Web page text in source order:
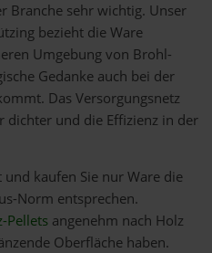
Branche sehr wichtig. Unser
bezieht die Ware
Umgebung von Brohl-
Gedanke auch bei der
Das Versorgungsnetz
dichter und die Effizienz in der
kaufen Sie nur Ware die
Norm entsprechen.
Pellets angenehm nach Holz
Oberfläche haben.